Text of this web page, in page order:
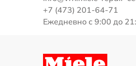
+7 (473) 201-64-71
Ежедневно с 9:00 до